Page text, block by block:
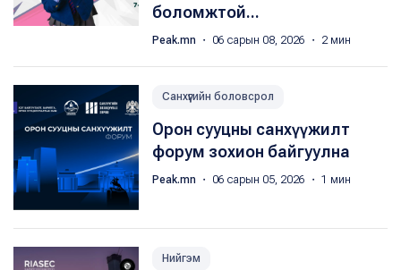
боломжтой...
Peak.mn ・ 06 сарын 08, 2026 ・ 2 мин
Санхүүгийн боловсрол
Орон сууцны санхүүжилт
форум зохион байгуулна
Peak.mn ・ 06 сарын 05, 2026 ・ 1 мин
Нийгэм